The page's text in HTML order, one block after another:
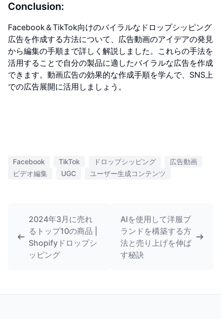
Conclusion:
Facebook＆TikTok向けのバイラルなドロップシッピング
広告を作成する方法について、広告動画のアイデアの発見
から編集の手順まで詳しく解説しました。これらの手法を
活用することで自分の製品に適したバイラルな広告を作成
できます。動画広告の効果的な作成手順を学んで、SNS上
での広告展開に活用しましょう。
Facebook TikTok ドロップシッピング
広告動画
ビデオ編集
UGC ユーザー生成コンテンツ
2024年3月に売れ
るトップ10の商品 |
Shopifyドロップシ
ッピング
AIを使用して洋服ブ
ランドを構築する方
法と売り上げを伸ば
す秘訣